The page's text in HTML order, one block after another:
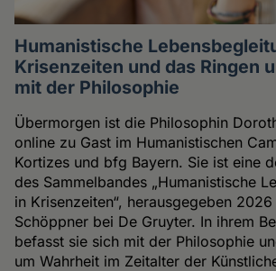
Humanistische
Krisenzeiten und das Ringen
mit der Philosophie
Übermorgen ist die Philosophin
online zu Gast im Humanistischen
Kortizes und bfg Bayern. Sie ist eine
des Sammelbandes „Humanistische
in Krisenzeiten“, herausgegeben
Schöppner bei De Gruyter. In ihrem
befasst sie sich mit der Philosophie
um Wahrheit im Zeitalter der